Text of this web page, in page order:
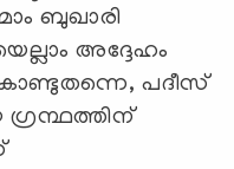
ബുഖാരി
അദ്ദേഹം
പദീസ്
ഗ്രന്ഥത്തിന്